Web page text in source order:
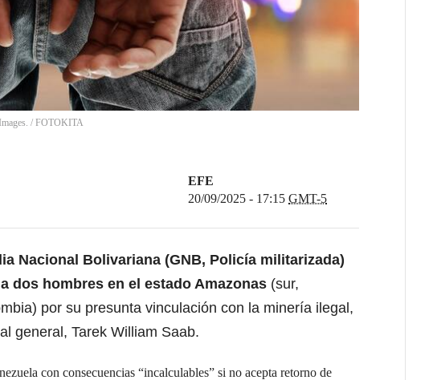
/ FOTOKITA
EFE
20/09/2025 - 17:15 GMT-5
Nacional Bolivariana (GNB, Policía militarizada)
dos hombres en el estado Amazonas (sur,
por su presunta vinculación con la minería ilegal,
general, Tarek William Saab.
con consecuencias “incalculables” si no acepta retorno de